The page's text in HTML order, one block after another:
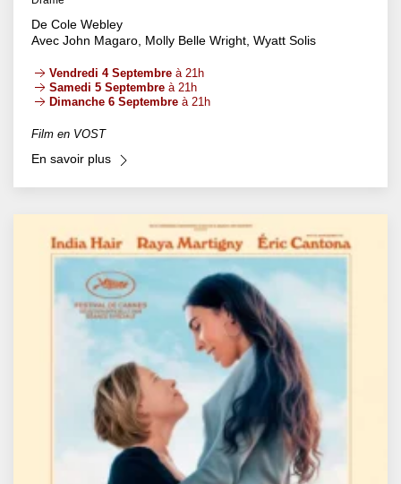
De Cole Webley
Avec John Magaro, Molly Belle Wright, Wyatt Solis
Vendredi 4 Septembre à 21h
Samedi 5 Septembre à 21h
Dimanche 6 Septembre à 21h
Film en VOST
En savoir plus